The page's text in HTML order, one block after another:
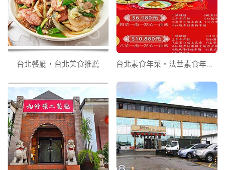
台北餐廳‧台北美食推薦 台北素食年菜‧法華素食年菜訂購